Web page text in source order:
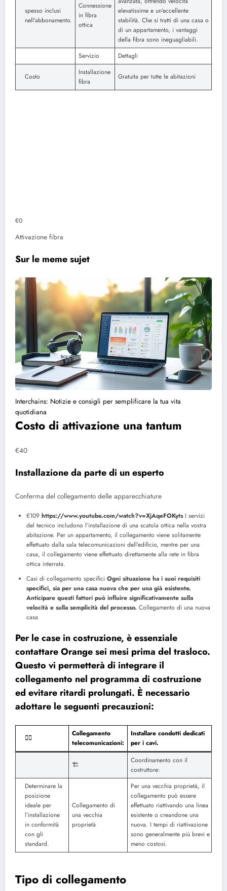
spesso inclusi
nell’abbonamento.
Connessione
in fibra
ottica
elevatissime e un’eccellente
stabilità. Che si tratti di una casa o
di un appartamento, i vantaggi
della fibra sono ineguagliabili.
Servizio
Dettagli
Costo
Installazione
fibra
Gratuita per tutte le abitazioni
€0
Attivazione fibra
Sur le meme sujet
Interchains: Notizie e consigli per semplificare la tua vita
quotidiana
Costo di attivazione una tantum
€40
Installazione da parte di un esperto
Conferma del collegamento delle apparecchiature
€109 https://www.youtube.com/watch?v=XjAqeFOKytsI servizi
del tecnico includono l’installazione di una scatola ottica nella vostra
abitazione. Per un appartamento, il collegamento viene solitamente
effettuato dalla sala telecomunicazioni dell’edificio, mentre per una
casa, il collegamento viene effettuato direttamente alla rete in fibra
ottica interrata.
Casi di collegamento specifici Ogni situazione ha i suoi requisiti
specifici, sia per una casa nuova che per una già esistente.
Anticipare questi fattori può influire significativamente sulla
velocità e sulla semplicità del processo. Collegamento di una nuova
casa
Per le case in costruzione, è essenziale
contattare Orange sei mesi prima del trasloco.
Questo vi permetterà di integrare il
collegamento nel programma di costruzione
ed evitare ritardi prolungati. È necessario
adottare le seguenti precauzioni:
🐱‍🏍
Collegamento
telecomunicazioni:
Installare condotti dedicati
per i cavi.
🏗️
Coordinamento con il
costruttore:
Determinare la
posizione
ideale per
l’installazione
in conformità
con gli
standard.
Collegamento di
una vecchia
proprietà
Per una vecchia proprietà, il
collegamento può essere
effettuato riattivando una linea
esistente o creandone una
nuova. I tempi di riattivazione
sono generalmente più brevi e
meno costosi.
Tipo di collegamento